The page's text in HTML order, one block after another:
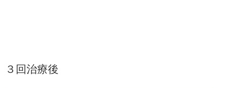
３回治療後